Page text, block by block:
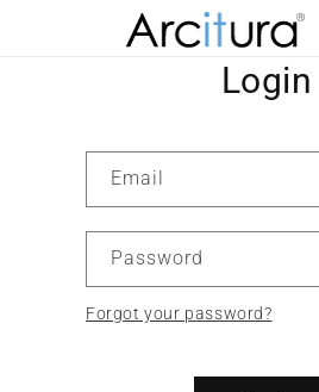
Login
Email
Password
Forgot your password?